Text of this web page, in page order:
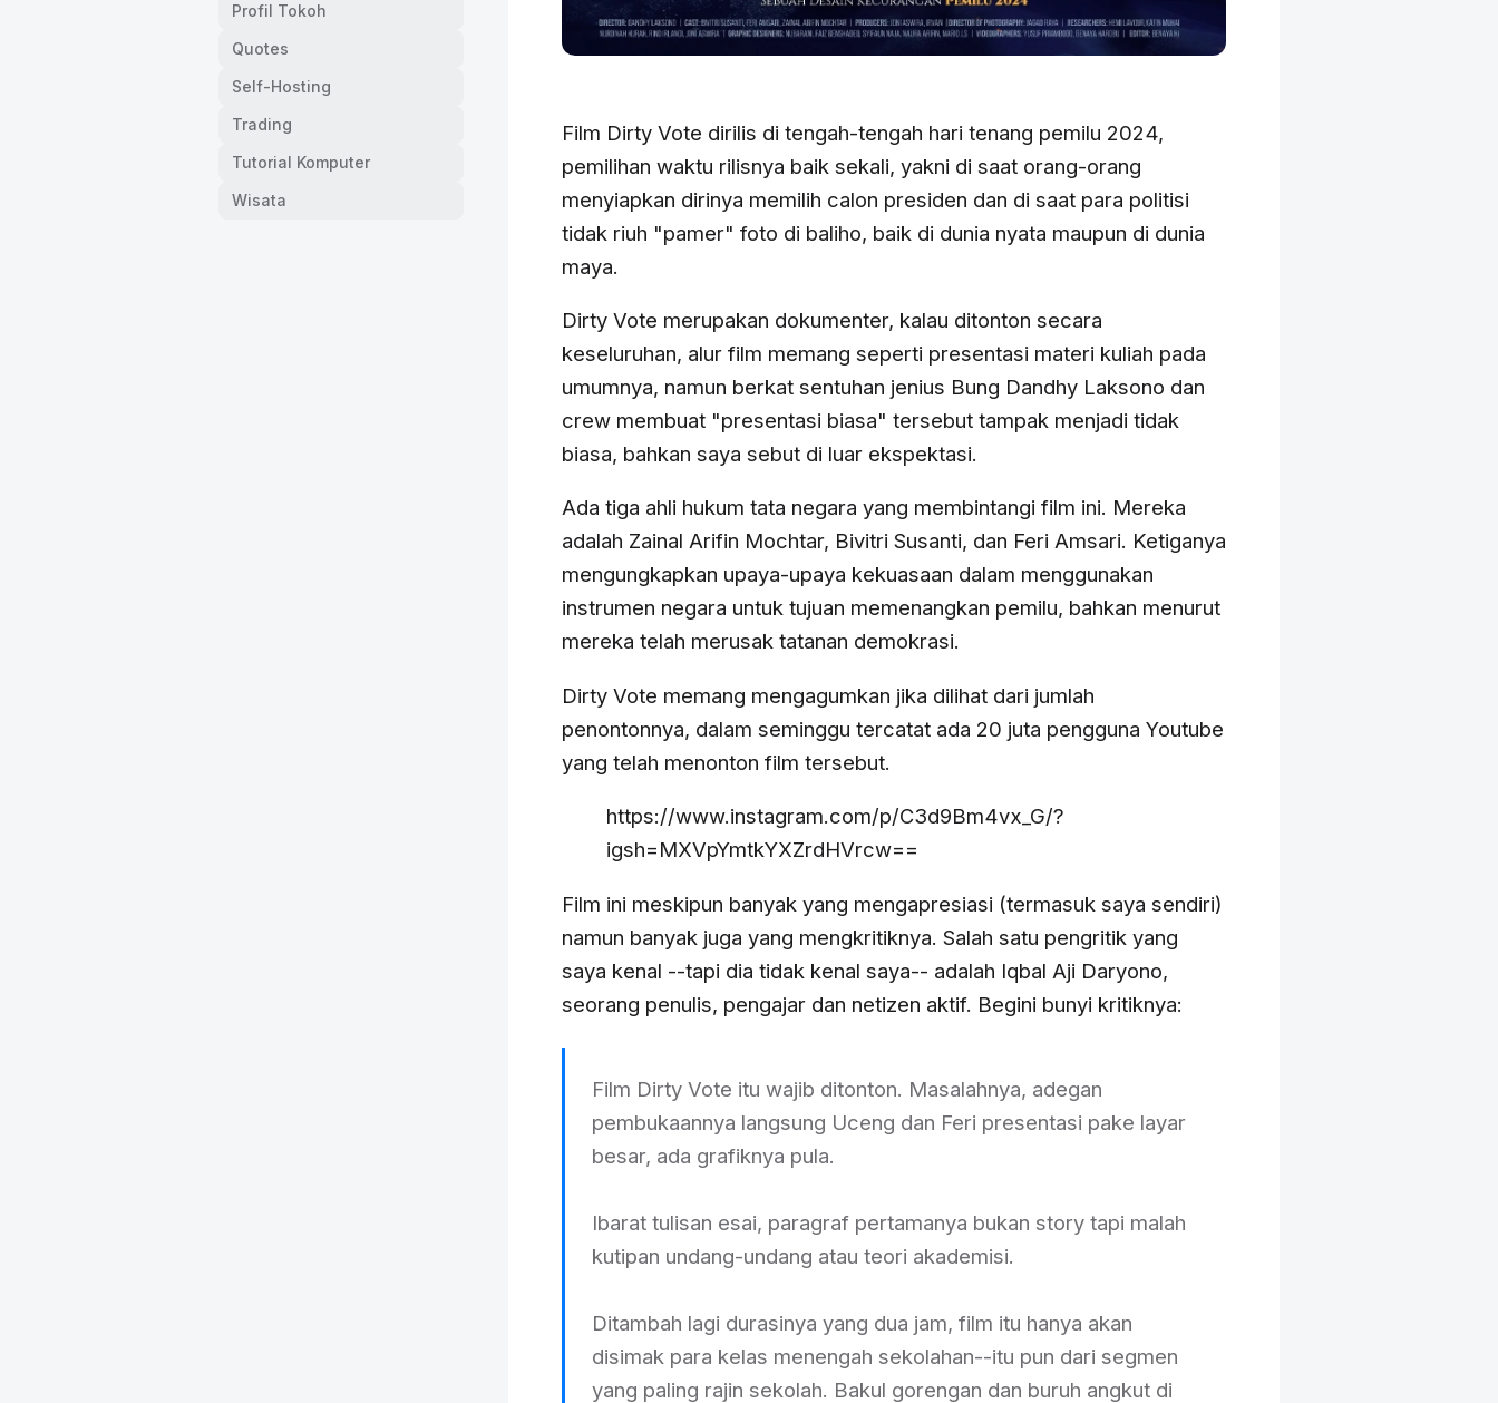
Film Dirty Vote dirilis di tengah-tengah hari tenang pemilu 2024,
pemilihan waktu rilisnya baik sekali, yakni di saat orang-orang
menyiapkan dirinya memilih calon presiden dan di saat para politisi
tidak riuh "pamer" foto di baliho, baik di dunia nyata maupun di dunia
maya.
Dirty Vote merupakan dokumenter, kalau ditonton secara
keseluruhan, alur film memang seperti presentasi materi kuliah pada
umumnya, namun berkat sentuhan jenius Bung Dandhy Laksono dan
crew membuat "presentasi biasa" tersebut tampak menjadi tidak
biasa, bahkan saya sebut di luar ekspektasi.
Ada tiga ahli hukum tata negara yang membintangi film ini. Mereka
adalah Zainal Arifin Mochtar, Bivitri Susanti, dan Feri Amsari. Ketiganya
mengungkapkan upaya-upaya kekuasaan dalam menggunakan
instrumen negara untuk tujuan memenangkan pemilu, bahkan menurut
mereka telah merusak tatanan demokrasi.
Dirty Vote memang mengagumkan jika dilihat dari jumlah
penontonnya, dalam seminggu tercatat ada 20 juta pengguna Youtube
yang telah menonton film tersebut.
https://www.instagram.com/p/C3d9Bm4vx_G/?
igsh=MXVpYmtkYXZrdHVrcw==
Film ini meskipun banyak yang mengapresiasi (termasuk saya sendiri)
namun banyak juga yang mengkritiknya. Salah satu pengritik yang
saya kenal --tapi dia tidak kenal saya-- adalah Iqbal Aji Daryono,
seorang penulis, pengajar dan netizen aktif. Begini bunyi kritiknya:
Film Dirty Vote itu wajib ditonton. Masalahnya, adegan
pembukaannya langsung Uceng dan Feri presentasi pake layar
besar, ada grafiknya pula.
Ibarat tulisan esai, paragraf pertamanya bukan story tapi malah
kutipan undang-undang atau teori akademisi.
Ditambah lagi durasinya yang dua jam, film itu hanya akan
disimak para kelas menengah sekolahan--itu pun dari segmen
yang paling rajin sekolah. Bakul gorengan dan buruh angkut di
Profil Tokoh
Quotes
Self-Hosting
Trading
Tutorial Komputer
Wisata